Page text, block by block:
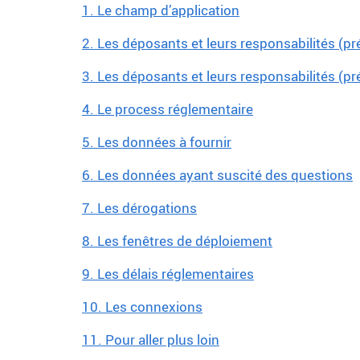
1. Le champ d’application
2. Les déposants et leurs responsabilités
3. Les déposants et leurs responsabilités
4. Le process réglementaire
5. Les données à fournir
6. Les données ayant suscité des questions
7. Les dérogations
8. Les fenêtres de déploiement
9. Les délais réglementaires
10. Les connexions
11. Pour aller plus loin